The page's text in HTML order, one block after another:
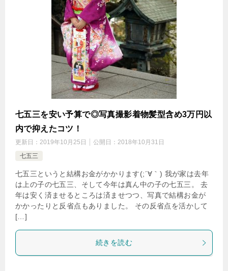
七五三を安い予算で◎写真撮影着物髪型含め3万円以
内で抑えたコツ！
更新日： 2019年10月25日 公開日： 2018年10月31日
七五三
七五三というと結構お金がかかります(;´∀｀) 我が家は去年
は上の子の七五三、そして今年は真ん中の子の七五三。 去
年は安く済ませるところは済ませつつ、写真で結構お金が
かかったりと反省点もありました。 その反省点を活かして
[…]
続きを読む